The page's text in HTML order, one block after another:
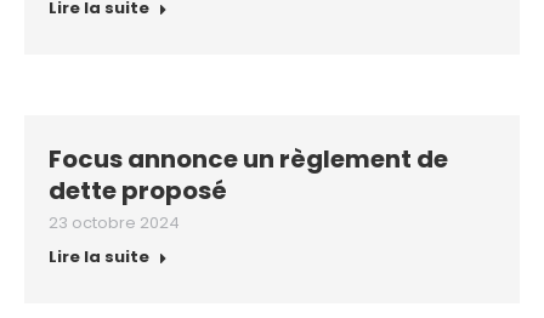
Lire la suite
Focus annonce un règlement de
dette proposé
23 octobre 2024
Lire la suite